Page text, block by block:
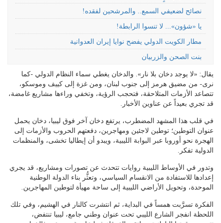
نصائح لضعيفي السمع.. والمرشحين لفقده!
يا «شؤون»... لا تنسوا الرابطة!
مطار الكويت الدولي يفضح نوايا إيران العدوانية
بنت الصحن والزربيان
يقال: «لا يوجد دخان بلا نار». والدخان يغطي سماء النظام الدولي -كما
نرى- من مضيق هرمز إلى جنوب لبنان، ومن غزة إلى كييف وموسكو،
تتصاعد الأزمات المتلاحقة، فتحجب الرؤية، وتخفي وراءها مشاريع غامضة،
قد تجري بعيداً عن عناوين الأخبار.
في قلب هذا المشهد المضطرب، يرتفع دخان آخر فوق ليبيا، دخان يحمل
عنوان التوطين؛ توطين لاجئين ومهاجرين، دفعتهم الحروب والأزمات إلى
الهجرة نحو أوروبا عبر البوابة الليبية، ويبدو أن إيطاليا تخشى، والمنظمات
الدولية تفكر.
وتدور في الأوساط الليبية روايات تتحدث عن تصورات ومشاريع، قد يجري
إعدادها للاستفادة من الانقسام السياسي، وتعثُّر بناء الدولة الوطنية
الموحدة، وتحويل الأراضي الليبية إلى ساحة مهيأة لتوطين المهاجرين.
الفكرة تسرَّبت همساً في البداية، ثم انتشرت كالنار في الهشيم، وفي تلك
اللحظة انفجر الشارع الليبي تحت عنوان وطني جامع، ليبيا تنتفض،